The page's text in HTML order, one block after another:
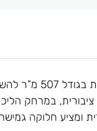
ביפר הממוקם
במרחק
ומציע חלוקה